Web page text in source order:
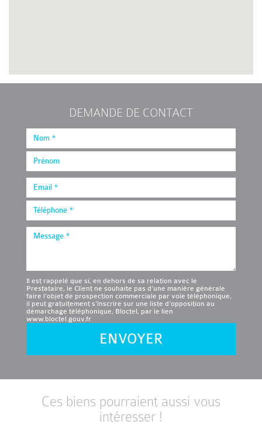
DEMANDE DE CONTACT
Il est rappelé que si, en dehors de sa relation avec le
Prestataire, le Client ne souhaite pas d’une manière générale
faire l’objet de prospection commerciale par voie téléphonique,
il peut gratuitement s’inscrire sur une liste d’opposition au
démarchage téléphonique, Bloctel, par le lien
www.bloctel.gouv.fr
ENVOYER
Ces biens pourraient aussi vous
intéresser !